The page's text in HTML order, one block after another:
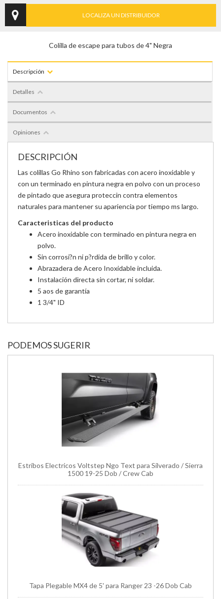
LOCALIZA UN DISTRIBUIDOR
Colilla de escape para tubos de 4" Negra
Descripción
Detalles
Documentos
Opiniones
DESCRIPCIÓN
Las colillas Go Rhino son fabricadas con acero inoxidable y
con un terminado en pintura negra en polvo con un proceso
de pintado que asegura proteccin contra elementos
naturales para mantener su apariencia por tiempo ms largo.
Caracteristicas del producto
Acero inoxidable con terminado en pintura negra en
polvo.
Sin corrosi?n ni p?rdida de brillo y color.
Abrazadera de Acero Inoxidable incluida.
Instalación directa sin cortar, ni soldar.
5 aos de garantía
1 3/4" ID
PODEMOS SUGERIR
Estribos Electricos Voltstep Ngo Text para Silverado / Sierra
1500 19-25 Dob / Crew Cab
Tapa Plegable MX4 de 5' para Ranger 23 -26 Dob Cab